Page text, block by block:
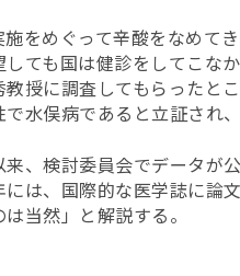
をめぐって辛酸をなめて
しても国は健診をしてこな
授に調査してもらったと
水俣病であると立証され
、検討委員会でデータが
は、国際的な医学誌に論
当然」と解説する。